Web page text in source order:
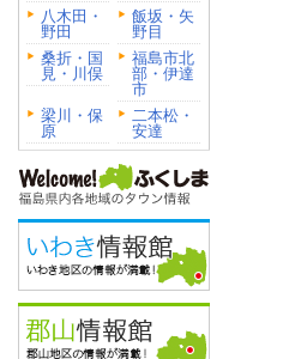
八木田・
野田
飯坂・矢
野目
桑折・国
見・川俣
福島市北
部・伊達
市
梁川・保
原
二本松・
安達